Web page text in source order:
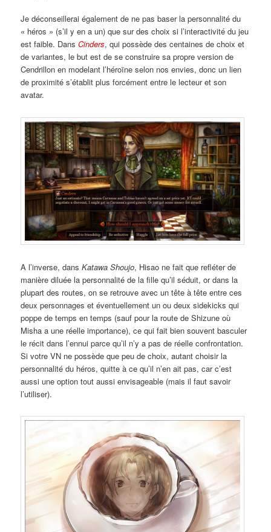
Je déconseillerai également de ne pas baser la personnalité du
« héros » (s’il y en a un) que sur des choix si l’interactivité du jeu
est faible. DansCinders, qui possède des centaines de choix et
de variantes, le but est de se construire sa propre version de
Cendrillon en modelant l’héroïne selon nos envies, donc un lien
de proximité s’établit plus forcément entre le lecteur et son
avatar.
A l’inverse, dansKatawa Shoujo, Hisao ne fait que refléter de
manière diluée la personnalité de la fille qu’il séduit, or dans la
plupart des routes, on se retrouve avec un tête à tête entre ces
deux personnages et éventuellement un ou deux sidekicks qui
poppe de temps en temps (sauf pour la route de Shizune où
Misha a une réelle importance), ce qui fait bien souvent basculer
le récit dans l’ennui parce qu’il n’y a pas de réelle confrontation.
Si votre VN ne possède que peu de choix, autant choisir la
personnalité du héros, quitte à ce qu’il n’en ait pas, car c’est
aussi une option tout aussi envisageable (mais il faut savoir
l’utiliser).